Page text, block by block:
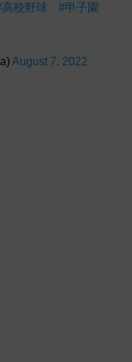
高校野球
#甲子園
August 7, 2022